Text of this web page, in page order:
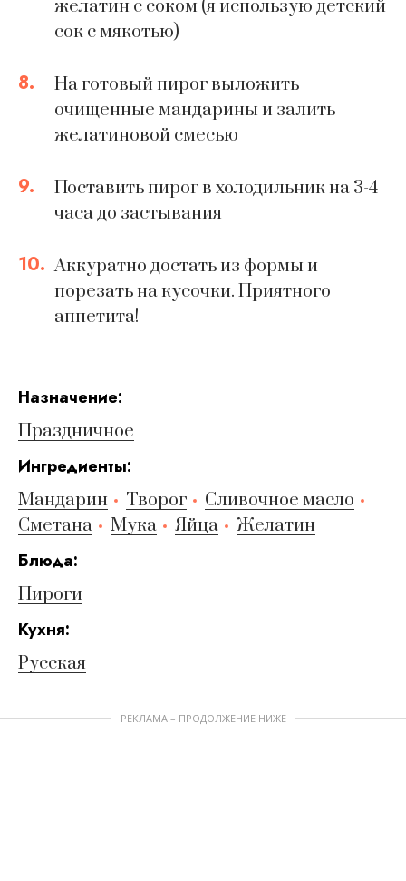
желатин с соком (я использую детский
сок с мякотью)
8.
На готовый пирог выложить
очищенные мандарины и залить
желатиновой смесью
9.
Поставить пирог в холодильник на 3-4
часа до застывания
10. Аккуратно достать из формы и
порезать на кусочки. Приятного
аппетита!
Hазначение:
Праздничное
Ингредиенты:
Мандарин Творог
Сливочное масло
Сметана
Мука Яйца Желатин
Блюда:
Пироги
Кухня:
Русская
РЕКЛАМА – ПРОДОЛЖЕНИЕ НИЖЕ